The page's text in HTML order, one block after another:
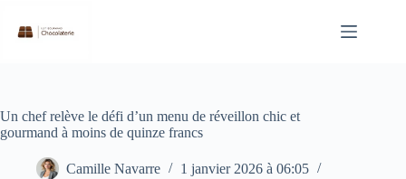
contenu
Un chef relève le défi d’un menu de réveillon chic et
gourmand à moins de quinze francs
Camille Navarre
1 janvier 2026 à 06:05